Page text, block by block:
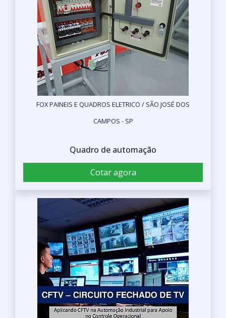
FOX PAINEIS E QUADROS ELETRICO / SÃO JOSÉ DOS
CAMPOS - SP
Quadro de automação
Cotar agora